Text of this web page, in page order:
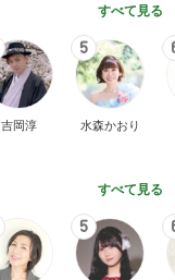
すべて見る
吉岡淳
5
水森かおり
すべて見る
5